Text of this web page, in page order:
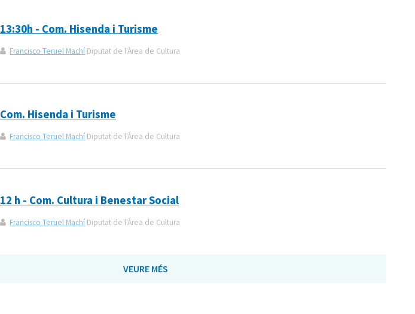
13:30h - Com. Hisenda i Turisme
Francisco Teruel Machí Diputat de l'Àrea de Cultura
Com. Hisenda i Turisme
Francisco Teruel Machí Diputat de l'Àrea de Cultura
12 h - Com. Cultura i Benestar Social
Francisco Teruel Machí Diputat de l'Àrea de Cultura
VEURE MÉS